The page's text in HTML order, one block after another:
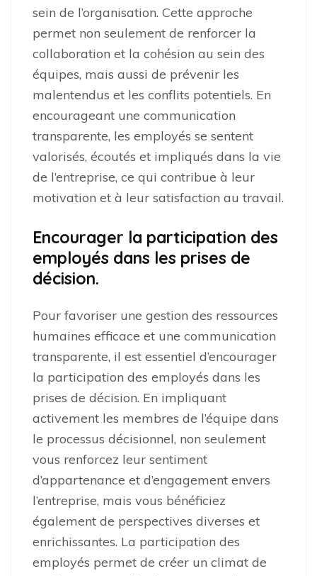
sein de l’organisation. Cette approche
permet non seulement de renforcer la
collaboration et la cohésion au sein des
équipes, mais aussi de prévenir les
malentendus et les conflits potentiels. En
encourageant une communication
transparente, les employés se sentent
valorisés, écoutés et impliqués dans la vie
de l’entreprise, ce qui contribue à leur
motivation et à leur satisfaction au travail.
Encourager la participation des
employés dans les prises de
décision.
Pour favoriser une gestion des ressources
humaines efficace et une communication
transparente, il est essentiel d’encourager
la participation des employés dans les
prises de décision. En impliquant
activement les membres de l’équipe dans
le processus décisionnel, non seulement
vous renforcez leur sentiment
d’appartenance et d’engagement envers
l’entreprise, mais vous bénéficiez
également de perspectives diverses et
enrichissantes. La participation des
employés permet de créer un climat de